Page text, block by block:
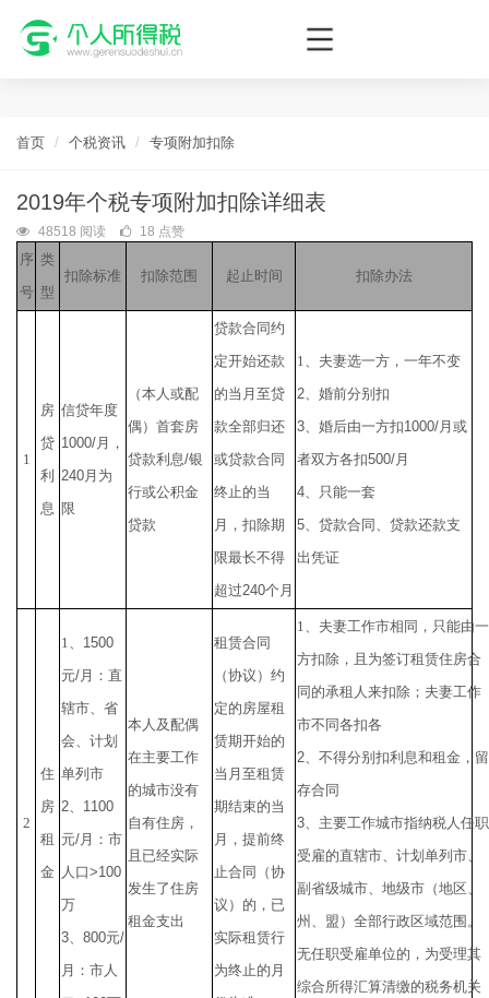
个人所得税网，最新个税资讯平台，您的个税管理专家！
首页 个税资讯 专项附加扣除
2019年个税专项附加扣除详细表
48518 阅读 18 点赞
序
号
类
型
扣除标准 扣除范围 起止时间 扣除办法
1
房
贷
利
息
信贷年度
1000/ 月，
240 月为
限
（本人或配
偶）首套房
贷款利息/银
行或公积金
贷款
贷款合同约
定开始还款
的当月至贷
款全部归还
或贷款合同
终止的当
月，扣除期
限最长不得
超过240个月
1
、夫妻选一方，一年不变
2 、婚前分别扣
3 、婚后由一方扣1000/ 月或
者双方各扣500/ 月
4 、只能一套
5 、贷款合同、贷款还款支
出凭证
2
住
房
租
金
1
1500
元/ 月：直
辖市、省
会、计划
单列市
2
1100
元/ 月：市
人口>100
万
3
800元/
月：市人
本人及配偶
在主要工作
的城市没有
自有住房，
且已经实际
发生了住房
租金支出
租赁合同
（协议）约
定的房屋租
赁期开始的
当月至租赁
期结束的当
月，提前终
止合同（协
议）的，已
实际租赁行
为终止的月
1
、夫妻工作市相同，只能由一
方扣除，且为签订租赁住房合
同的承租人来扣除；夫妻工作
市不同各扣各
2 、不得分别扣利息和租金，留
存合同
3 、主要工作城市指纳税人任职
受雇的直辖市、计划单列市、
副省级城市、地级市（地区、
州、盟）全部行政区域范围。
无任职受雇单位的，为受理其
综合所得汇算清缴的税务机关